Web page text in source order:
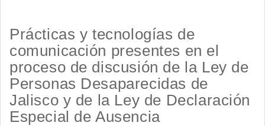
Prácticas y tecnologías de
comunicación presentes en el
proceso de discusión de la Ley de
Personas Desaparecidas de
Jalisco y de la Ley de Declaración
Especial de Ausencia